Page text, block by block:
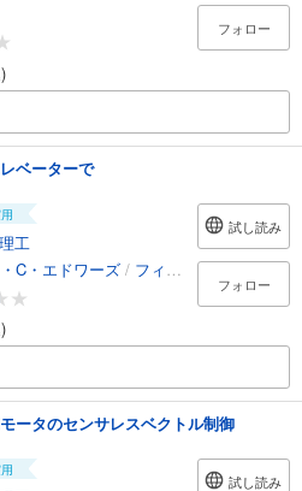
フォロー
ベーターで
理工
C・エドワーズ / フィリップ・レーガン
試し読み
フォロー
ータのセンサレスベクトル制御
試し読み